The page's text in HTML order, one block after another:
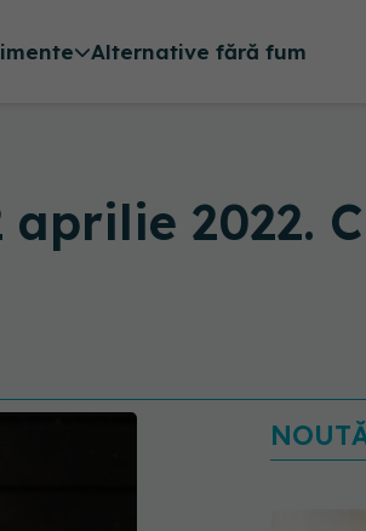
Alternative fără fum
aprilie 2022.